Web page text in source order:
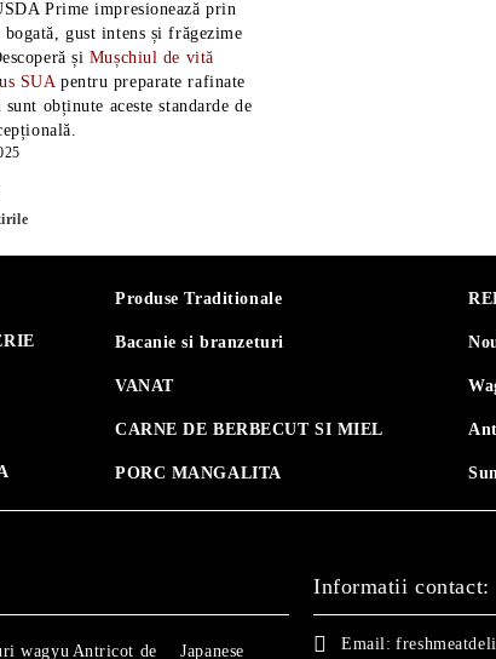
Prime impresionează prin
bogată, gust intens și frăgezime
și Mușchiul de vită
SUA pentru preparate rafinate
obținute aceste standarde de
Produse Traditionale
Bacanie si branzeturi
VANAT
CARNE DE BERBECUT SI MIEL
PORC MANGALITA
wagyu Antricot de Japanese
Informatii contact:
Email: